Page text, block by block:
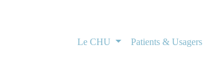
Le CHU Patients & Usagers